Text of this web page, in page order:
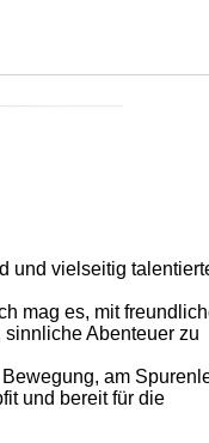
und vielseitig
mag es, mit
Abenteuer zu
am
und bereit für die